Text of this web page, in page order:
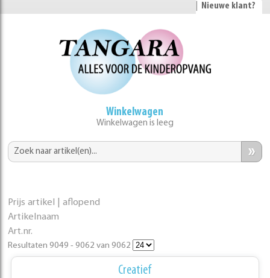
Nieuwe klant?
Winkelwagen
Winkelwagen is leeg
»
Prijs artikel | aflopend
Artikelnaam
Art.nr.
Resultaten 9049 - 9062 van 9062
Creatief